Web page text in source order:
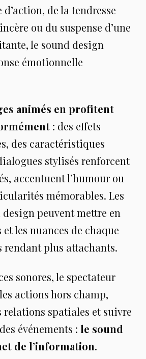
d’action, de la tendresse
ou du suspense d’une
le sound design
émotionnelle
animés en profitent
: des effets
des caractéristiques
stylisés renforcent
accentuent l’humour ou
mémorables. Les
peuvent mettre en
les nuances de chaque
rendant plus attachants.
sonores, le spectateur
actions hors champ,
relations spatiales et suivre
événements : le sound
de l’information.